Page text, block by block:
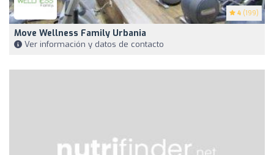
4 (199)
Move Wellness Family Urbania
Ver información y datos de contacto